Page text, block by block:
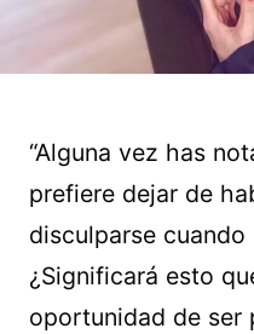
“Alguna vez has
prefiere dejar de
disculparse cuando
¿Significará esto
oportunidad de ser